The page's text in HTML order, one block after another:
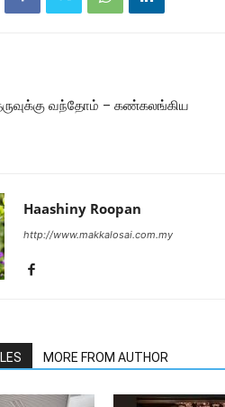
வந்தோம் – கண்கலங்கிய
Haashiny Roopan
http://www.makkalosai.com.my
MORE FROM AUTHOR